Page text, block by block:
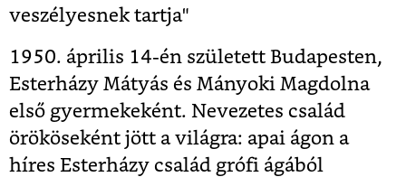
veszélyesnek tartja"
1950. április 14-én született Budapesten,
Esterházy Mátyás és Mányoki Magdolna
első gyermekeként. Nevezetes család
örököseként jött a világra: apai ágon a
híres Esterházy család grófi ágából